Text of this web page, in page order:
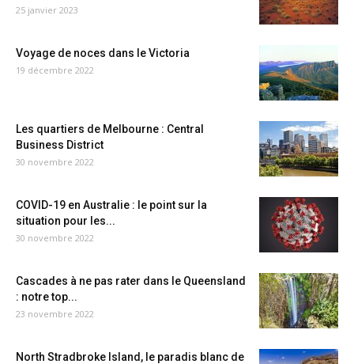
25 janvier 2023
Voyage de noces dans le Victoria
19 décembre 2022
Les quartiers de Melbourne : Central
Business District
30 novembre 2022
COVID-19 en Australie : le point sur la
situation pour les...
30 novembre 2022
Cascades à ne pas rater dans le Queensland
: notre top...
23 novembre 2022
North Stradbroke Island, le paradis blanc de